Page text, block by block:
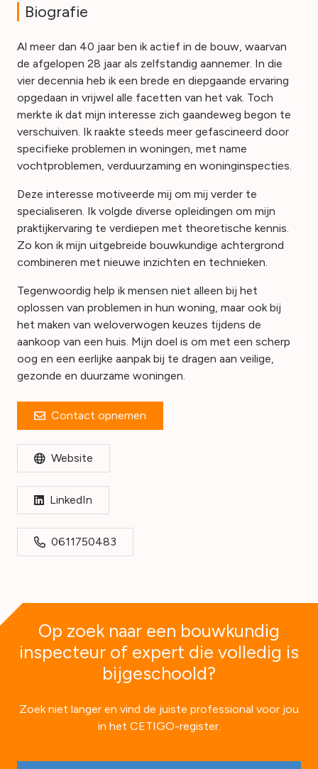
Biografie
Al meer dan 40 jaar ben ik actief in de bouw, waarvan
de afgelopen 28 jaar als zelfstandig aannemer. In die
vier decennia heb ik een brede en diepgaande ervaring
opgedaan in vrijwel alle facetten van het vak. Toch
merkte ik dat mijn interesse zich gaandeweg begon te
verschuiven. Ik raakte steeds meer gefascineerd door
specifieke problemen in woningen, met name
vochtproblemen, verduurzaming en woninginspecties.
Deze interesse motiveerde mij om mij verder te
specialiseren. Ik volgde diverse opleidingen om mijn
praktijkervaring te verdiepen met theoretische kennis.
Zo kon ik mijn uitgebreide bouwkundige achtergrond
combineren met nieuwe inzichten en technieken.
Tegenwoordig help ik mensen niet alleen bij het
oplossen van problemen in hun woning, maar ook bij
het maken van weloverwogen keuzes tijdens de
aankoop van een huis. Mijn doel is om met een scherp
oog en een eerlijke aanpak bij te dragen aan veilige,
gezonde en duurzame woningen.
Contact opnemen
Website
LinkedIn
0611750483
Op zoek naar een bouwkundig
inspecteur of expert die volledig is
bijgeschoold?
Zoek niet langer en vind de juiste professional voor jou
in het CETIGO-register.